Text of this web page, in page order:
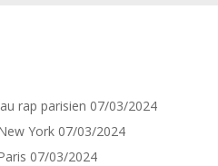
rap parisien 07/03/2024
York 07/03/2024
07/03/2024